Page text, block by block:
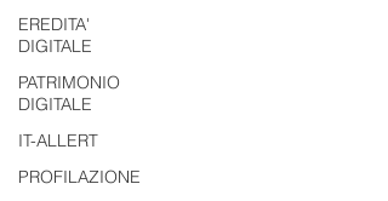
EREDITA'
DIGITALE
PATRIMONIO
DIGITALE
IT-ALLERT
PROFILAZIONE